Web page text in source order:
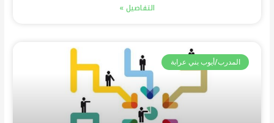
التفاصيل »
المدرب/أيوب بني عرابة